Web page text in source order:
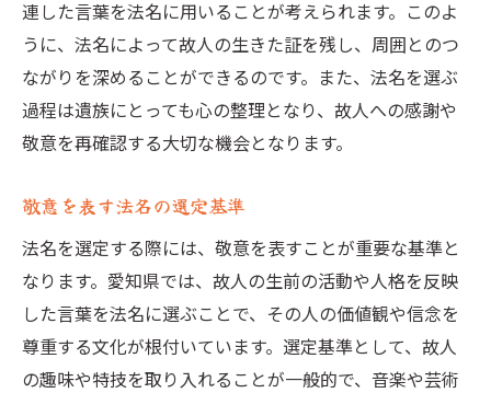
連した言葉を法名に用いることが考えられます。このよ
うに、法名によって故人の生きた証を残し、周囲とのつ
ながりを深めることができるのです。また、法名を選ぶ
過程は遺族にとっても心の整理となり、故人への感謝や
敬意を再確認する大切な機会となります。
敬意を表す法名の選定基準
法名を選定する際には、敬意を表すことが重要な基準と
なります。愛知県では、故人の生前の活動や人格を反映
した言葉を法名に選ぶことで、その人の価値観や信念を
尊重する文化が根付いています。選定基準として、故人
の趣味や特技を取り入れることが一般的で、音楽や芸術